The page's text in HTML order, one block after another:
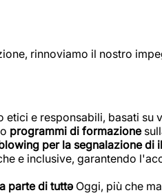
rinnoviamo il nostro
e responsabili, basati su
programmi di formazione
per la segnalazione di
e inclusive, garantendo
parte di tuttə Oggi, più che